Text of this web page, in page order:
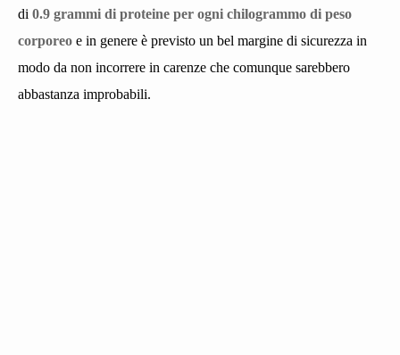
di 0.9 grammi di proteine per ogni chilogrammo di peso
corporeo e in genere è previsto un bel margine di sicurezza in
modo da non incorrere in carenze che comunque sarebbero
abbastanza improbabili.